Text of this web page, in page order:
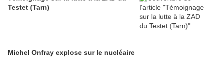
Testet (Tarn)
Michel Onfray explose sur le nucléaire